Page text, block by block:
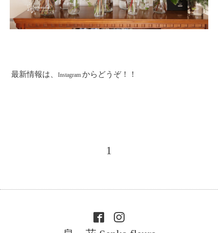
最新情報は、 Instagram からどうぞ！！
1